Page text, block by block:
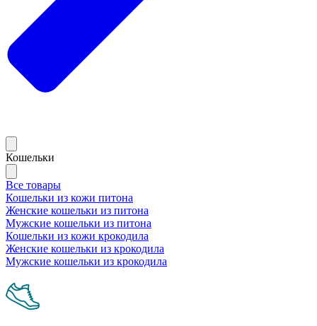
Кошельки
Все товары
Кошельки из кожи питона
Женские кошельки из питона
Мужские кошельки из питона
Кошельки из кожи крокодила
Женские кошельки из крокодила
Мужские кошельки из крокодила